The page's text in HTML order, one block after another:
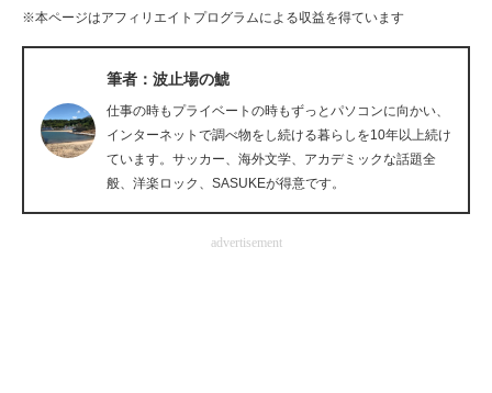
好きが集まる 比べて選べる
AI活用のいまが分かる
企業ITのトレンドを詳説
マーケ×ITの今がよく分かる
※本ページはアフィリエイトプログラムによる収益を得ています
筆者：波止場の鯱
仕事の時もプライベートの時もずっとパソコンに向かい、
インターネットで調べ物をし続ける暮らしを10年以上続け
ています。サッカー、海外文学、アカデミックな話題全
般、洋楽ロック、SASUKEが得意です。
advertisement